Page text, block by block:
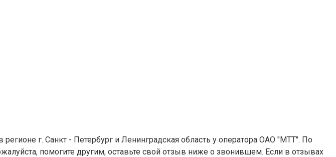
регионе г. Санкт - Петербург и Ленинградская область у оператора ОАО "МТТ". По
помогите другим, оставьте свой отзыв ниже о звонившем. Если в отзывах